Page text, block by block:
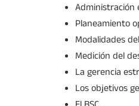
Administración
Planeamiento
Modalidades
Medición del
La gerencia
Los objetivos